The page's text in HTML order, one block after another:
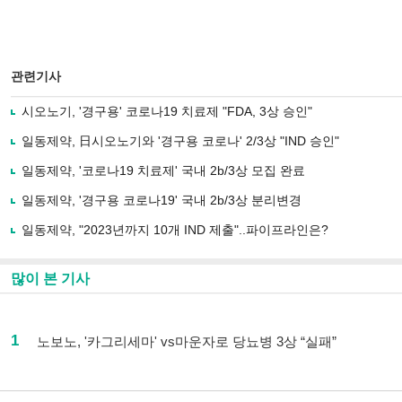
관련기사
시오노기, '경구용' 코로나19 치료제 "FDA, 3상 승인"
일동제약, 日시오노기와 '경구용 코로나' 2/3상 "IND 승인"
일동제약, '코로나19 치료제' 국내 2b/3상 모집 완료
일동제약, '경구용 코로나19' 국내 2b/3상 분리변경
일동제약, "2023년까지 10개 IND 제출"..파이프라인은?
많이 본 기사
1 노보노, '카그리세마' vs마운자로 당뇨병 3상 “실패”